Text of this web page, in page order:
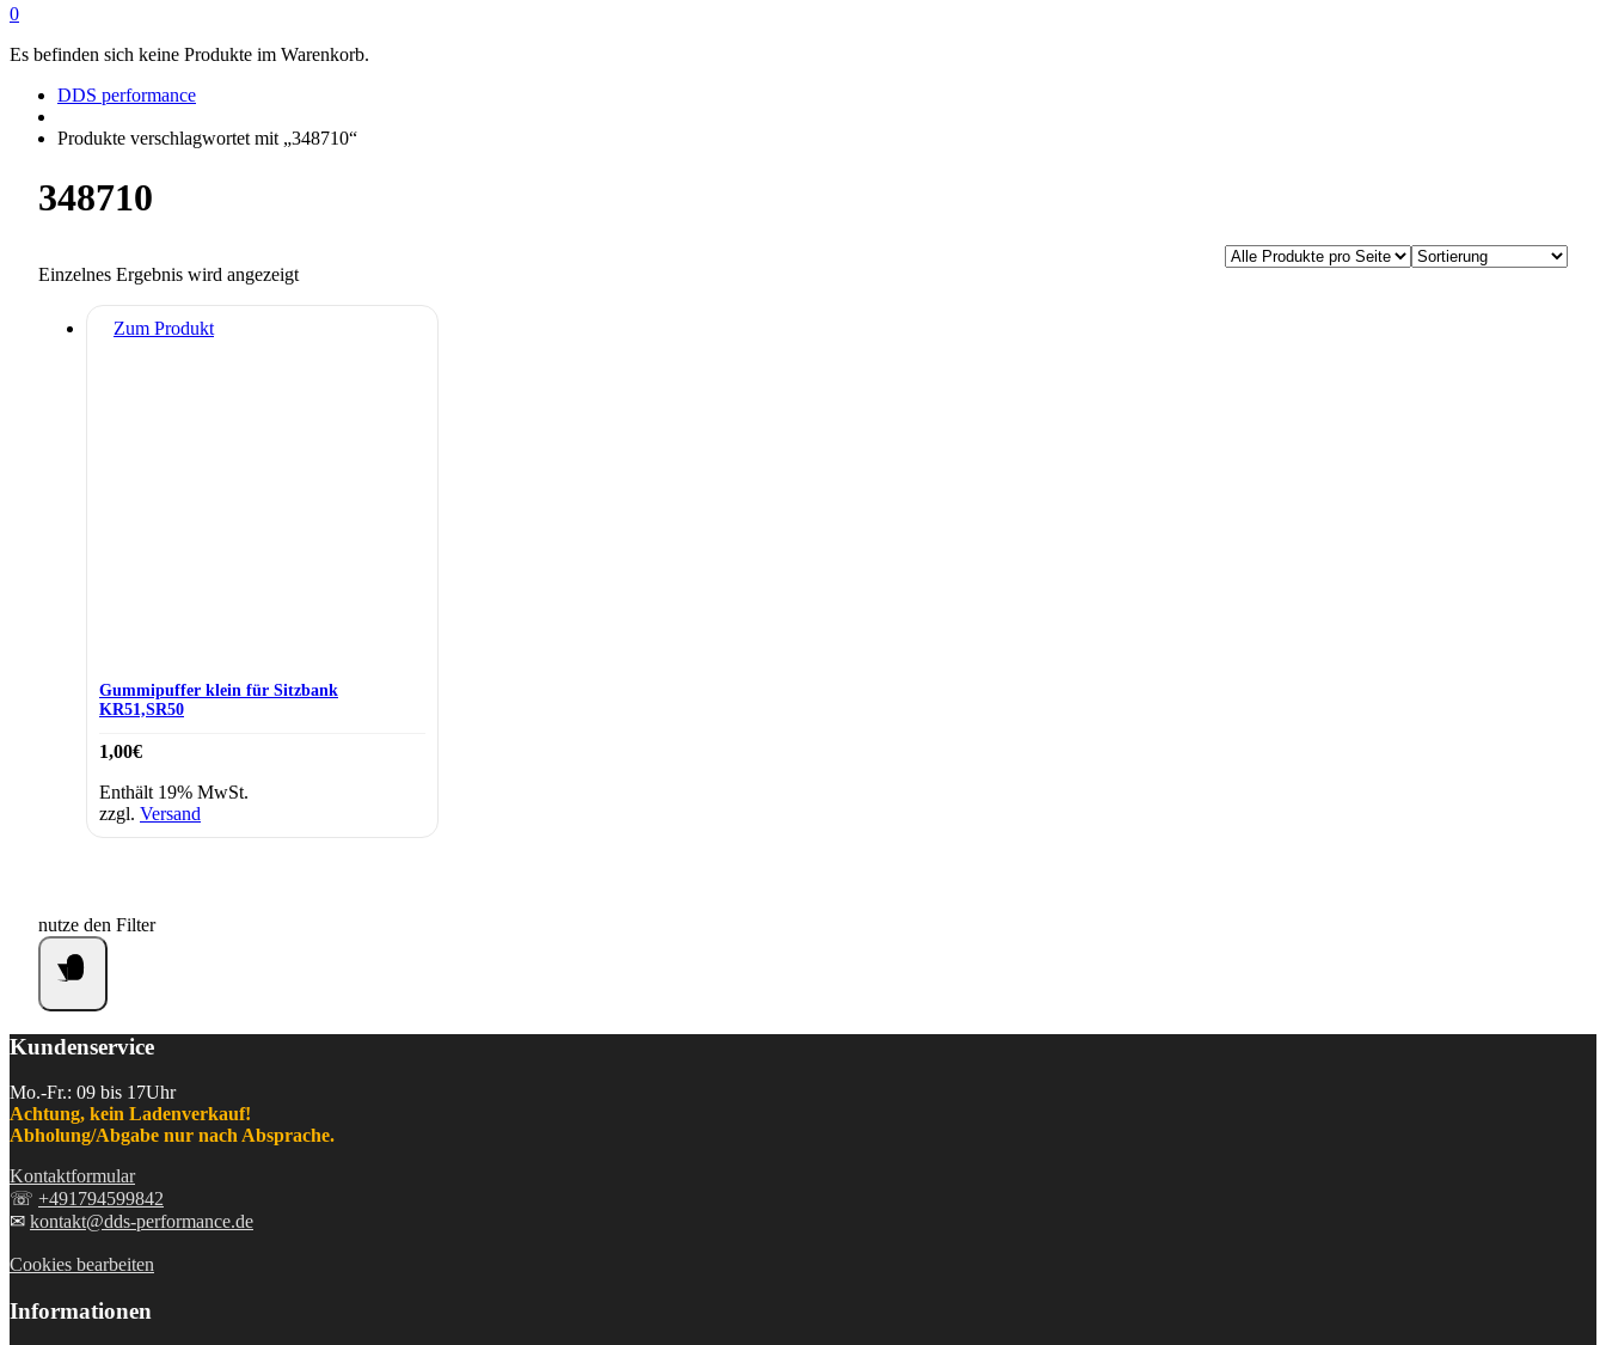
0
Es befinden sich keine Produkte im Warenkorb.
DDS performance
Produkte verschlagwortet mit „348710“
348710
Einzelnes Ergebnis wird angezeigt
Zum Produkt
Gummipuffer klein für Sitzbank
KR51,SR50
1,00€
Enthält 19% MwSt.
zzgl. Versand
nutze den Filter
Kundenservice
Mo.-Fr.: 09 bis 17Uhr
Achtung, kein Ladenverkauf!
Abholung/Abgabe nur nach Absprache.
Kontaktformular
☏ +491794599842
✉ kontakt@dds-performance.de
Cookies bearbeiten
Informationen